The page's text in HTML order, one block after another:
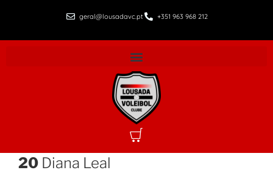
geral@lousadavc.pt +351 963 968 212
20 Diana Leal